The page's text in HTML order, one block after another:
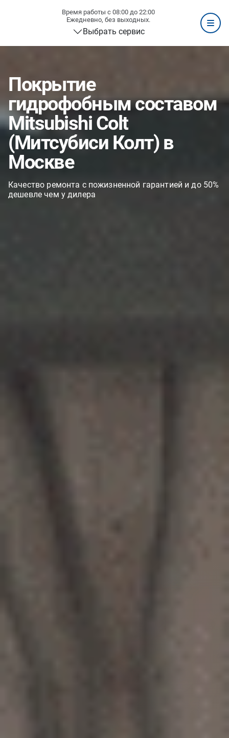
Время работы с 08:00 до 22:00
Ежедневно, без выходных.
Выбрать сервис
Покрытие
гидрофобным составом
Mitsubishi Colt
(Митсубиси Колт) в
Москве
Качество ремонта с пожизненной гарантией и до 50%
дешевле чем у дилера